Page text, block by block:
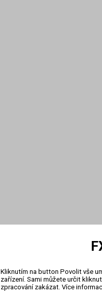
Kliknutím na button Povolit vše
zařízení. Sami můžete určit
zpracování zakázat. Více